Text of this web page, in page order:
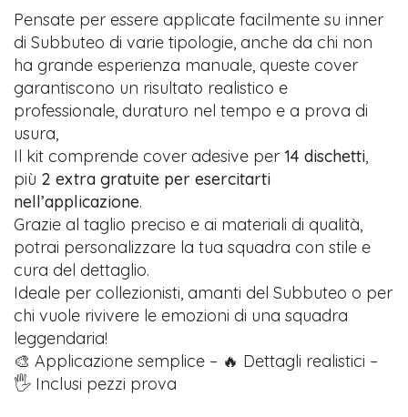
Pensate per essere applicate facilmente su inner
di Subbuteo di varie tipologie, anche da chi non
ha grande esperienza manuale, queste cover
garantiscono un risultato realistico e
professionale, duraturo nel tempo e a prova di
usura,
Il kit comprende cover adesive per14 dischetti,
più 2 extra gratuite per esercitarti
nell’applicazione.
Grazie al taglio preciso e ai materiali di qualità,
potrai personalizzare la tua squadra con stile e
cura del dettaglio.
Ideale per collezionisti, amanti del Subbuteo o per
chi vuole rivivere le emozioni di una squadra
leggendaria!
🎨 Applicazione semplice – 🔥 Dettagli realistici –
🖐️ Inclusi pezzi prova